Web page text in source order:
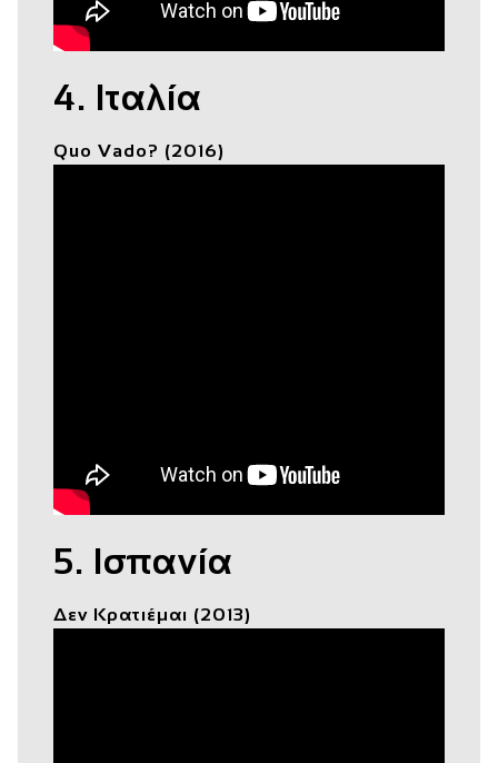
4. Ιταλία
Quo Vado? (2016)
5. Ισπανία
Δεν Κρατιέμαι (2013)